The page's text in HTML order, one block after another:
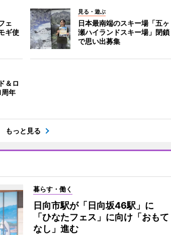
ェ
ギ使
見る・遊ぶ
日本最南端のスキー場「五ヶ
瀬ハイランドスキー場」閉鎖
で思い出募集
＆ロ
周年
もっと見る
暮らす・働く
日向市駅が「日向坂46駅」に
「ひなたフェス」に向け「おもて
なし」進む